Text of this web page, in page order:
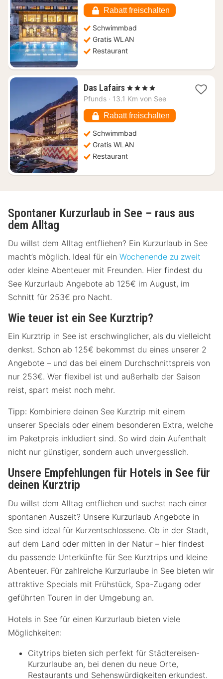
283,81
€
Rabatt freischalten
Schwimmbad
Gratis WLAN
Restaurant
Das Lafairs1
Nacht
146,62
€
, 4 Sterne
Pfunds · 13.1 Km von See
Rabatt freischalten
Schwimmbad
Gratis WLAN
Restaurant
Spontaner Kurzurlaub in See – raus aus
dem Alltag
Du willst dem Alltag entfliehen? Ein Kurzurlaub in See
macht’s möglich. Ideal für ein Wochenende zu zweit
oder kleine Abenteuer mit Freunden. Hier findest du
See Kurzurlaub Angebote ab 125€ im August, im
Schnitt für 253€ pro Nacht.
Wie teuer ist ein See Kurztrip?
Ein Kurztrip in See ist erschwinglicher, als du vielleicht
denkst. Schon ab 125€ bekommst du eines unserer 2
Angebote – und das bei einem Durchschnittspreis von
nur 253€. Wer flexibel ist und außerhalb der Saison
reist, spart meist noch mehr.
Tipp: Kombiniere deinen See Kurztrip mit einem
unserer Specials oder einem besonderen Extra, welche
im Paketpreis inkludiert sind. So wird dein Aufenthalt
nicht nur günstiger, sondern auch unvergesslich.
Unsere Empfehlungen für Hotels in See für
deinen Kurztrip
Du willst dem Alltag entfliehen und suchst nach einer
spontanen Auszeit? Unsere Kurzurlaub Angebote in
See sind ideal für Kurzentschlossene. Ob in der Stadt,
auf dem Land oder mitten in der Natur – hier findest
du passende Unterkünfte für See Kurztrips und kleine
Abenteuer. Für zahlreiche Kurzurlaube in See bieten wir
attraktive Specials mit Frühstück, Spa-Zugang oder
geführten Touren in der Umgebung an.
Hotels in See für einen Kurzurlaub bieten viele
Möglichkeiten:
Citytrips bieten sich perfekt für Städtereisen-
Kurzurlaube an, bei denen du neue Orte,
Restaurants und Sehenswürdigkeiten erkundest.